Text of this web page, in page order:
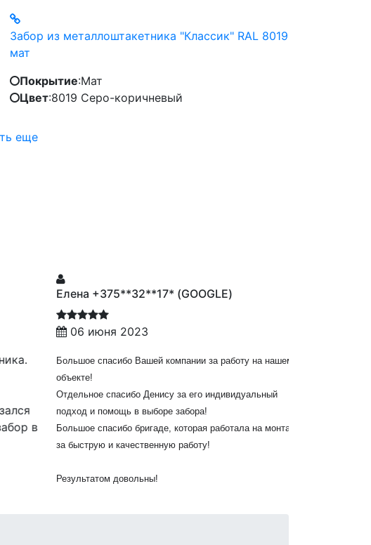
Забор из металлоштакетника "Классик" RAL 8019
мат
Покрытие:Мат
Цвет:8019 Серо-коричневый
еще
в
Елена +375**32**17* (GOOGLE)
06 июня 2023
Большое спасибо Вашей компании за работу на нашем
объекте!
Отдельное спасибо Денису за его индивидуальный
подход и помощь в выборе забора!
Большое спасибо бригаде, которая работала на монтаже,
за быструю и качественную работу!
Результатом довольны!